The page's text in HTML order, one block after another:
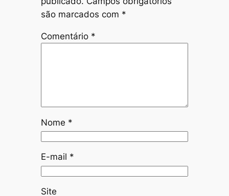
são marcados com *
Comentário *
Nome *
E-mail *
Site